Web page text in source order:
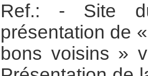
Ref.: - Site
présentation de
bons voisins »